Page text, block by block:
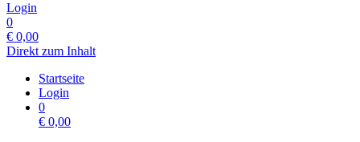
Login
0
€ 0,00
Direkt zum Inhalt
Startseite
Login
0
€ 0,00